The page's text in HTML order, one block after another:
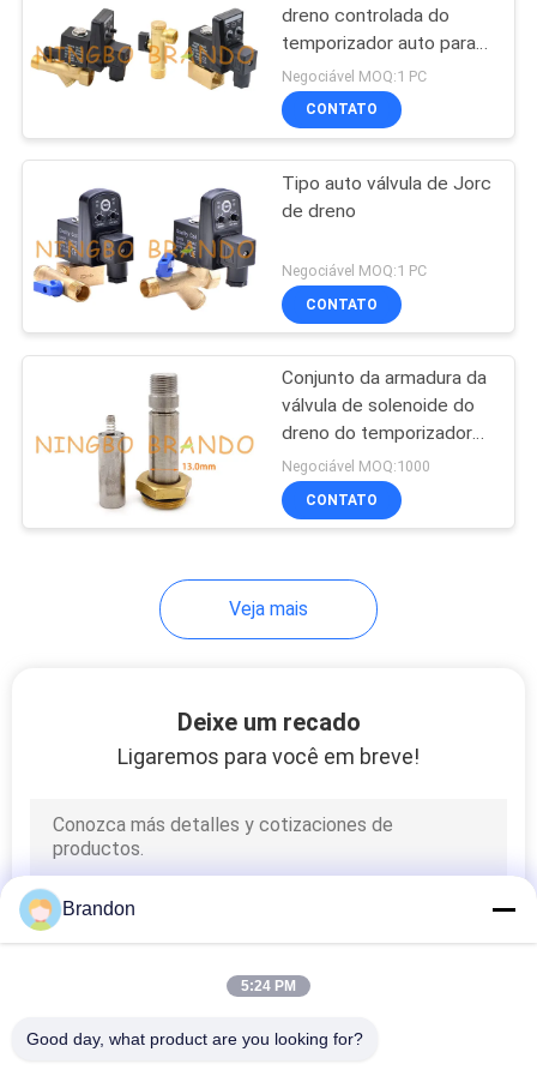
dreno controlada do
temporizador auto para o
compressor de ar 230V
Negociável MOQ:1 PC
CONTATO
Tipo auto válvula de Jorc
de dreno
Negociável MOQ:1 PC
CONTATO
Conjunto da armadura da
válvula de solenoide do
dreno do temporizador
do compressor de ar
auto
Negociável MOQ:1000
CONTATO
Veja mais
Deixe um recado
Ligaremos para você em breve!
Brandon
5:24 PM
Good day, what product are you looking for?